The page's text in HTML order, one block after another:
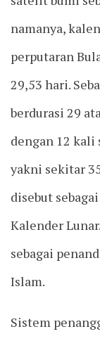
namanya,
perputaran
29,53 hari.
berdurasi 29
dengan 12
yakni sekitar
disebut
Kalender
sebagai
Islam.
Sistem